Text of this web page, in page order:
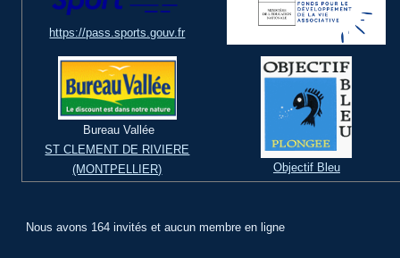
https://pass.sports.gouv.fr
Bureau Vallée
ST CLEMENT DE RIVIERE
(MONTPELLIER)
Objectif Bleu
Nous avons 164 invités et aucun membre en ligne